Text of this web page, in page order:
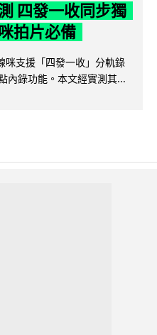
四發一收同步獨
拍片必備
支援「四發一收」分軌錄
內錄功能。本文經實測其...